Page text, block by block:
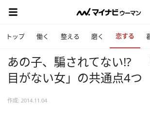
トップ 働く 整える 磨く 恋する
あの子、騙されてない!?
目がない女」の共通点4つ
作成: 2014.11.04